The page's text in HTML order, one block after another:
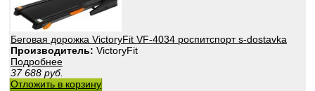
Беговая дорожка VictoryFit VF-4034 роспитспорт s-dostavka
Производитель: VictoryFit
Подробнее
37 688 руб.
Отложить в корзину